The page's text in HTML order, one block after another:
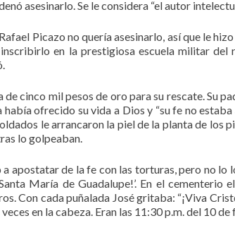
asesinarlo. Se le considera “el autor
Picazo no quería asesinarlo, así que le
en la prestigiosa escuela militar del
cinco mil pesos de oro para su rescate. Su
ofrecido su vida a Dios y “su fe no estaba
le arrancaron la piel de la planta de los
lo golpeaban.
apostatar de la fe con las torturas, pero no lo
María de Guadalupe!’. En el cementerio
Con cada puñalada José gritaba: “¡Viva
en la cabeza. Eran las 11:30 p.m. del 10